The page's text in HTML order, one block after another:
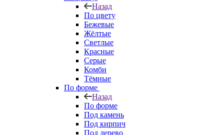
Назад
По цвету
Бежевые
Жёлтые
Светлые
Красные
Серые
Комби
Тёмные
По форме
Назад
По форме
Под камень
Под кирпич
Под дерево